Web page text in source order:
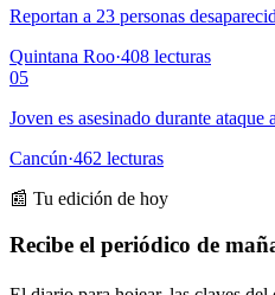
Reportan a 23 personas
Quintana Roo·408 lecturas
05
Joven es asesinado durante ataque
Cancún·462 lecturas
📰 Tu edición de hoy
Recibe el periódico de